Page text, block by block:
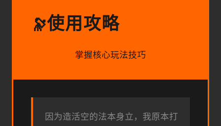
🔭使用攻略
掌握核心玩法技巧
因为造活空的法本身立，我原本打